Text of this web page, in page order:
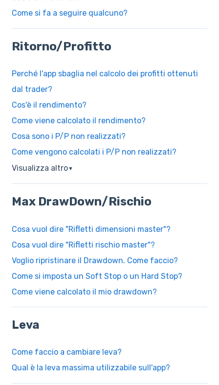
Come si fa a seguire qualcuno?
Ritorno/Profitto
Perché l'app sbaglia nel calcolo dei profitti ottenuti
dal trader?
Cos'è il rendimento?
Come viene calcolato il rendimento?
Cosa sono i P/P non realizzati?
Come vengono calcolati i P/P non realizzati?
Visualizza altro▼
Max DrawDown/Rischio
Cosa vuol dire "Rifletti dimensioni master"?
Cosa vuol dire "Rifletti rischio master"?
Voglio ripristinare il Drawdown. Come faccio?
Come si imposta un Soft Stop o un Hard Stop?
Come viene calcolato il mio drawdown?
Leva
Come faccio a cambiare leva?
Qual è la leva massima utilizzabile sull'app?